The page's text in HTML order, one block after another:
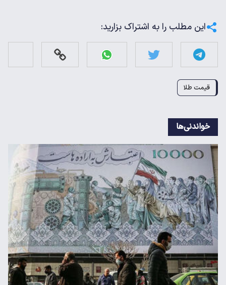
این مطلب را به اشتراک بزارید:
قیمت طلا
خواندنی‌ها